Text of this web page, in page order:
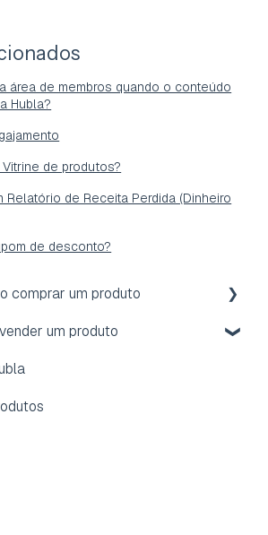
área de membros quando o conteúdo
Hubla?
de produtos?
Relatório de Receita Perdida (Dinheiro
de desconto?
comprar um produto
membros
um produto